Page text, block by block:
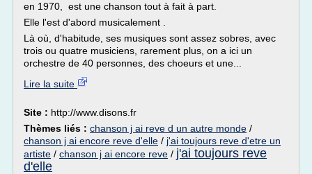
en 1970, est une chanson tout à fait à part.
Elle l'est d'abord musicalement .
Là où, d'habitude, ses musiques sont assez sobres, avec
trois ou quatre musiciens, rarement plus, on a ici un
orchestre de 40 personnes, des choeurs et une...
Lire la suite
Site : http://www.disons.fr
Thèmes liés : chanson j ai reve d un autre monde /
chanson j ai encore reve d'elle / j'ai toujours reve d'etre un
artiste / chanson j ai encore reve / j'ai toujours reve
d'elle